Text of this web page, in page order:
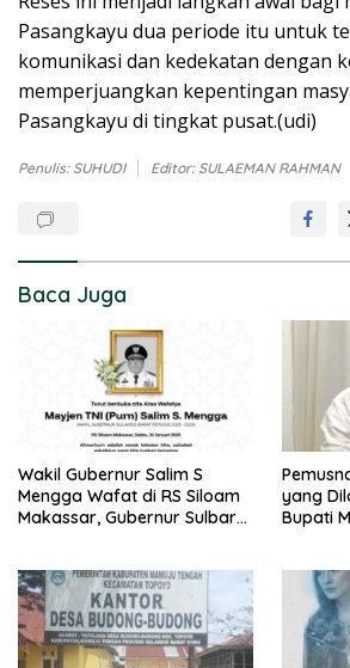
Pasangkayu dua periode itu untuk
komunikasi dan kedekatan dengan
memperjuangkan kepentingan
Pasangkayu di tingkat pusat.(udi)
Penulis: SUHUDI Editor: SULAEMAN RAHMAN
Baca Juga
Wakil Gubernur Salim S
Mengga Wafat di RS Siloam
Makassar, Gubernur Sulbar
yang
Bupati